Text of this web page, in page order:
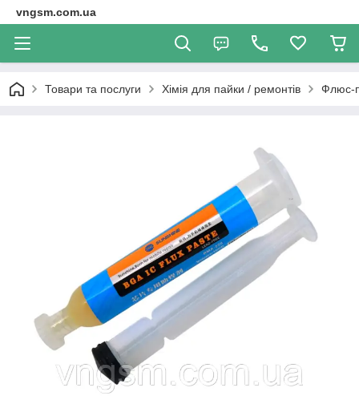
vngsm.com.ua
Товари та послуги Хімія для пайки / ремонтів Флюс-